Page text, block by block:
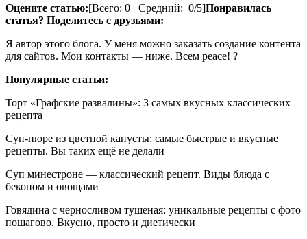
Оцените статью:[Всего: 0 Средний: 0/5]Понравилась
статья? Поделитесь с друзьями:
Я автор этого блога. У меня можно заказать создание контента
для сайтов. Мои контакты — ниже. Всем peace! ?
Популярные статьи:
Торт «Графские развалины»: 3 самых вкусных классических
рецепта
Суп-пюре из цветной капусты: самые быстрые и вкусные
рецепты. Вы таких ещё не делали
Суп минестроне — классический рецепт. Виды блюда с
беконом и овощами
Говядина с черносливом тушеная: уникальные рецепты с фото
пошагово. Вкусно, просто и диетически